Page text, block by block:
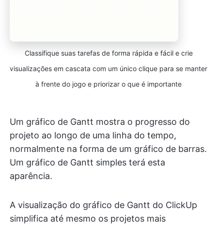
Classifique suas tarefas de forma rápida e fácil e crie
visualizações em cascata com um único clique para se manter
à frente do jogo e priorizar o que é importante
Um gráfico de Gantt mostra o progresso do
projeto ao longo de uma linha do tempo,
normalmente na forma de um gráfico de barras.
Um gráfico de Gantt simples terá esta
aparência.
A visualização do gráfico de Gantt do ClickUp
simplifica até mesmo os projetos mais